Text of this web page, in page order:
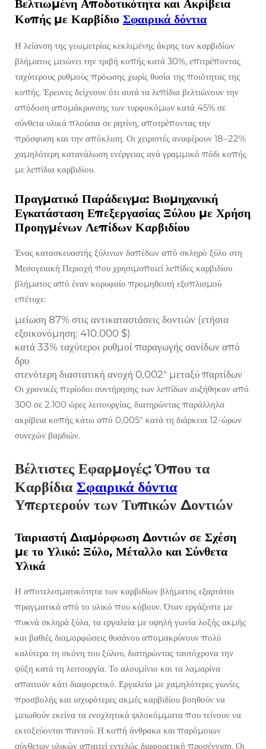
Βελτιωμένη Αποδοτικότητα και Ακρίβεια
Κοπής με Καρβίδιο Σφαιρικά δόντια
Η λείανση της γεωμετρίας κεκλιμένης άκρης των καρβιδίων
βλήματος μειώνει την τριβή κοπής κατά 30%, επιτρέποντας
ταχύτερους ρυθμούς πρόωσης χωρίς θυσία της ποιότητας της
κοπής. Έρευνες δείχνουν ότι αυτά τα λεπίδια βελτιώνουν την
απόδοση απομάκρυνσης των τυρφοκόμων κατά 45% σε
σύνθετα υλικά πλούσια σε ρητίνη, αποτρέποντας την
πρόσφυση και την απόκλιση. Οι χειριστές αναφέρουν 18–22%
χαμηλότερη κατανάλωση ενέργειας ανά γραμμικό πόδι κοπής
με λεπίδια καρβιδίου.
Πραγματικό Παράδειγμα: Βιομηχανική
Εγκατάσταση Επεξεργασίας Ξύλου με Χρήση
Προηγμένων Λεπίδων Καρβιδίου
Ένας κατασκευαστής ξύλινων δαπέδων από σκληρό ξύλο στη
Μεσογειακή Περιοχή που χρησιμοποιεί λεπίδες καρβιδίου
βλήματος από έναν κορυφαίο προμηθευτή εξοπλισμού
επέτυχε:
μείωση 87% στις αντικαταστάσεις δοντιών (ετήσια
εξοικονόμηση: 410.000 $)
κατά 33% ταχύτεροι ρυθμοί παραγωγής σανίδων από
δρυ
στενότερη διαστατική ανοχή 0,002" μεταξύ παρτίδων
Οι χρονικές περίοδοι συντήρησης των λεπίδων αυξήθηκαν από
300 σε 2.100 ώρες λειτουργίας, διατηρώντας παράλληλα
ακρίβεια κοπής κάτω από 0,005" κατά τη διάρκεια 12-ώρων
συνεχών βαρδιών.
Βέλτιστες Εφαρμογές: Όπου τα
Καρβίδια Σφαιρικά δόντια
Υπερτερούν των Τυπικών Δοντιών
Ταιριαστή Διαμόρφωση Δοντιών σε Σχέση
με το Υλικό: Ξύλο, Μέταλλο και Σύνθετα
Υλικά
Η αποτελεσματικότητα των καρβιδίων βλήματος εξαρτάται
πραγματικά από το υλικό που κόβουν. Όταν εργάζεστε με
πυκνά σκληρά ξύλα, τα εργαλεία με υψηλή γωνία λοξής ακμής
και βαθιές διαμορφώσεις θυσάνου απομακρύνουν πολύ
καλύτερα τη σκόνη του ξύλου, διατηρώντας ταυτόχρονα την
ψύξη κατά τη λειτουργία. Το αλουμίνιο και τα λαμαρίνα
απαιτούν κάτι διαφορετικό. Εργαλεία με χαμηλότερες γωνίες
προσβολής και ισχυρότερες ακμές καρβιδίου βοηθούν να
μειωθούν εκείνα τα ενοχλητικά ψιλοκόμματα που τείνουν να
εκτοξεύονται παντού. Η κοπή άνθρακα και παρόμοιων
σύνθετων υλικών απαιτεί εντελώς διαφορετική προσέγγιση. Οι